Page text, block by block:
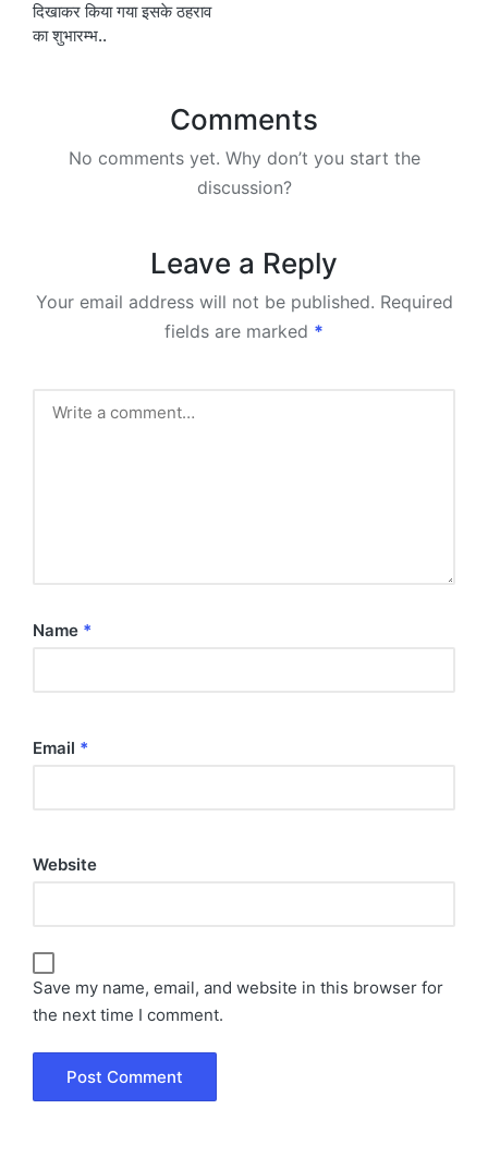
दिखाकर किया गया इसके ठहराव
का शुभारम्भ..
Comments
No comments yet. Why don’t you start the
discussion?
Leave a Reply
Your email address will not be published. Required
fields are marked *
Name *
Email *
Website
Save my name, email, and website in this browser for
the next time I comment.